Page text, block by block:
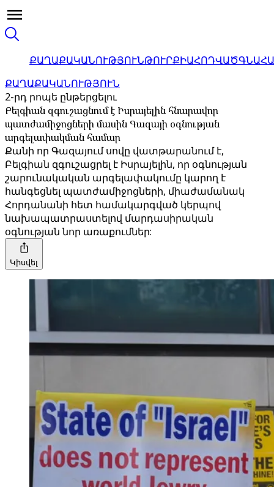
ՔԱՂԱՔԱԿԱՆՈՒԹՅՈՒՆԹՈՒՐՔԻԱՀՈԴՎԱԾ
ՔԱՂԱՔԱԿԱՆՈՒԹՅՈՒՆ
2-րդ րոպե ընթերցելու
Բելգիան զգուշացնում է Իսրայելին հնարավոր
պատժամիջոցների մասին Գազայի օգնության
արգելափակման համար
Քանի որ Գազայում սովը վատթարանում է,
Բելգիան զգուշացրել է Իսրայելին, որ օգնության
շարունակական արգելափակումը կարող է
հանգեցնել պատժամիջոցների, միաժամանակ
Հորդանանի հետ համակարգված կերպով
նախապատրաստելով մարդասիրական
օգնության նոր առաքումներ:
Կիսվել